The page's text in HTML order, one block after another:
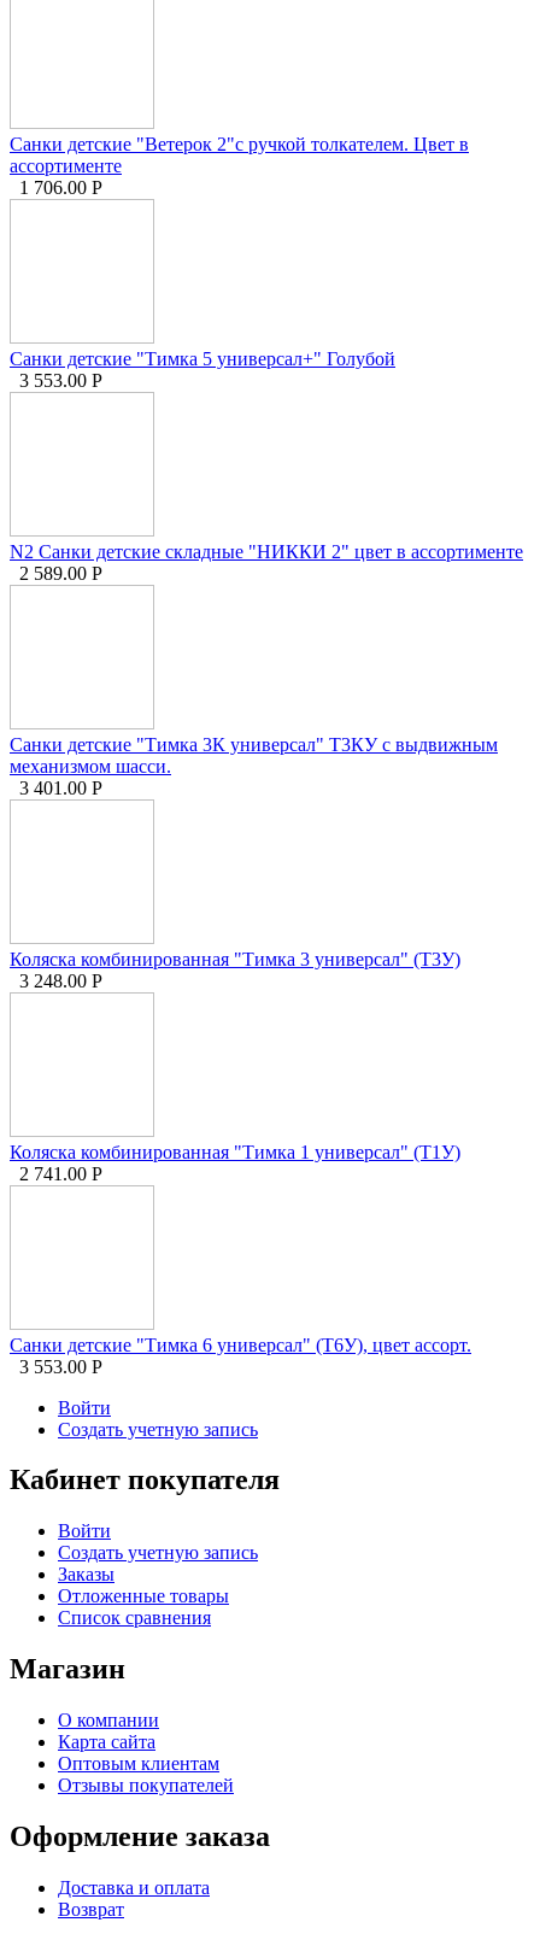
Санки детские "Ветерок 2"с ручкой толкателем. Цвет в
ассортименте
1 706.00 Р
Санки детские "Тимка 5 универсал+" Голубой
3 553.00 Р
N2 Санки детские складные "НИККИ 2" цвет в ассортименте
2 589.00 Р
Санки детские "Тимка 3К универсал" Т3КУ с выдвижным
механизмом шасси.
3 401.00 Р
Коляска комбинированная "Тимка 3 универсал" (Т3У)
3 248.00 Р
Коляска комбинированная "Тимка 1 универсал" (Т1У)
2 741.00 Р
Санки детские "Тимка 6 универсал" (Т6У), цвет ассорт.
3 553.00 Р
Войти
Создать учетную запись
Кабинет покупателя
Войти
Создать учетную запись
Заказы
Отложенные товары
Список сравнения
Магазин
О компании
Карта сайта
Оптовым клиентам
Отзывы покупателей
Оформление заказа
Доставка и оплата
Возврат